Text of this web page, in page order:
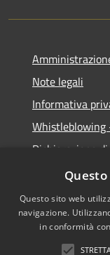
Note legali
Informativa
Whistleblowing
Dichiarazione
Obiettivi di
Questo sito web
navigazione.
in conformità